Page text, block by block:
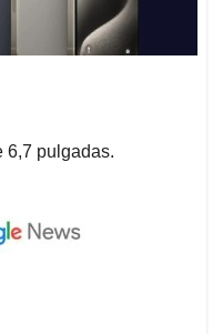
6,7 pulgadas.